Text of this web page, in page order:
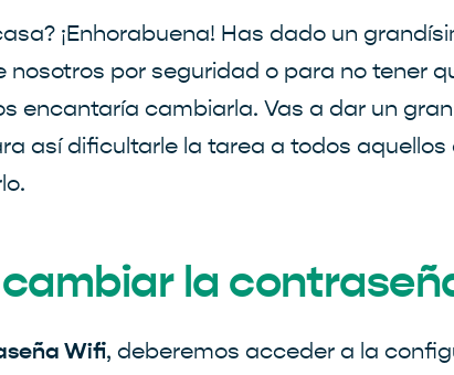
¡Enhorabuena! Has dado un
nosotros por seguridad o para no tener
encantaría cambiarla. Vas a dar un
así dificultarle la tarea a todos
la
Wifi, deberemos acceder a la